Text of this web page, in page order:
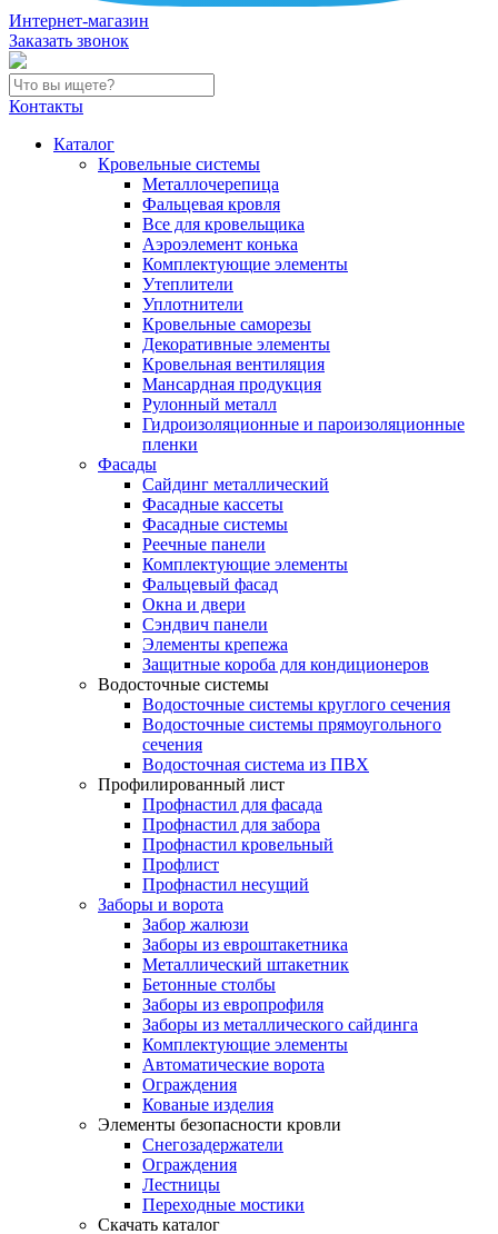
Интернет-магазин
Заказать звонок
Контакты
Каталог
Кровельные системы
Металлочерепица
Фальцевая кровля
Все для кровельщика
Аэроэлемент конька
Комплектующие элементы
Утеплители
Уплотнители
Кровельные саморезы
Декоративные элементы
Кровельная вентиляция
Мансардная продукция
Рулонный металл
Гидроизоляционные и пароизоляционные
пленки
Фасады
Сайдинг металлический
Фасадные кассеты
Фасадные системы
Реечные панели
Комплектующие элементы
Фальцевый фасад
Окна и двери
Сэндвич панели
Элементы крепежа
Защитные короба для кондиционеров
Водосточные системы
Водосточные системы круглого сечения
Водосточные системы прямоугольного
сечения
Водосточная система из ПВХ
Профилированный лист
Профнастил для фасада
Профнастил для забора
Профнастил кровельный
Профлист
Профнастил несущий
Заборы и ворота
Забор жалюзи
Заборы из евроштакетника
Металлический штакетник
Бетонные столбы
Заборы из европрофиля
Заборы из металлического сайдинга
Комплектующие элементы
Автоматические ворота
Ограждения
Кованые изделия
Элементы безопасности кровли
Снегозадержатели
Ограждения
Лестницы
Переходные мостики
Скачать каталог